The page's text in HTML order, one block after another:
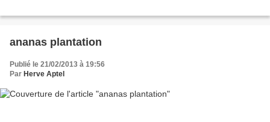
ananas plantation
Publié le 21/02/2013 à 19:56
Par Herve Aptel